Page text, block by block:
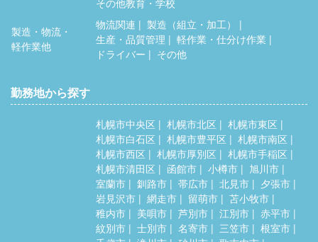
その他教育・学校
製造・物流・
軽作業他
物流関連
製造（組立・加工）
生産・品質管理
軽作業・仕分け作業
ドライバー
その他
勤務地から探す
札幌市中央区 札幌市北区
札幌市東区
札幌市白石区
札幌市豊平区
札幌市南区
札幌市西区
札幌市厚別区
札幌市手稲区
札幌市清田区
函館市 小樽市
旭川市
室蘭市
釧路市 帯広市 北見市
夕張市
岩見沢市
網走市 留萌市
苫小牧市
稚内市
美唄市 芦別市 江別市
赤平市
紋別市
士別市 名寄市 三笠市
根室市